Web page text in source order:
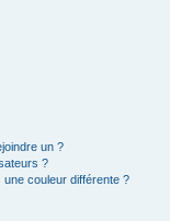
un ?
?
une couleur différente ?